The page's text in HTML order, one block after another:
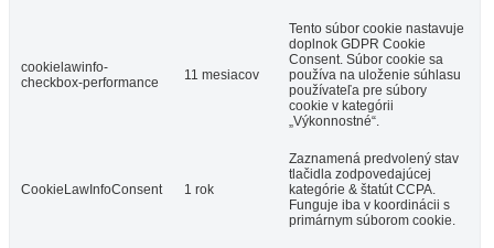
cookielawinfo-
checkbox-performance
11 mesiacov
Tento súbor cookie nastavuje
doplnok GDPR Cookie
Consent. Súbor cookie sa
používa na uloženie súhlasu
používateľa pre súbory
cookie v kategórii
„Výkonnostné“.
CookieLawInfoConsent 1 rok
Zaznamená predvolený stav
tlačidla zodpovedajúcej
kategórie & štatút CCPA.
Funguje iba v koordinácii s
primárnym súborom cookie.